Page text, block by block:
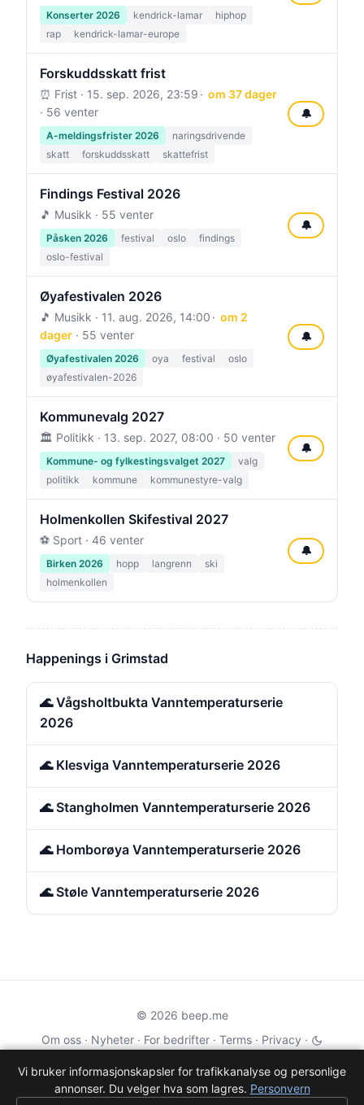
Konserter 2026 kendrick-lamar
hiphop
rap
kendrick-lamar-europe
Forskuddsskatt frist
⏰ Frist · 15. sep. 2026, 23:59
om 37 dager
· 56 venter
A-meldingsfrister 2026
naringsdrivende
skatt
forskuddsskatt skattefrist
🔔
Findings Festival 2026
🎵 Musikk · 55 venter
Påsken 2026 festival oslo
findings
oslo-festival
🔔
Øyafestivalen 2026
🎵 Musikk · 11. aug. 2026, 14:00
om 2
dager · 55 venter
Øyafestivalen 2026 oya festival
oslo
øyafestivalen-2026
🔔
Kommunevalg 2027
🏛️ Politikk · 13. sep. 2027, 08:00 · 50 venter
Kommune- og fylkestingsvalget 2027
valg
politikk
kommune kommunestyre-valg
🔔
Holmenkollen Skifestival 2027
⚽ Sport · 46 venter
Birken 2026 hopp langrenn
ski
holmenkollen
🔔
Happenings i Grimstad
🌊 Vågsholtbukta Vanntemperaturserie
2026
🌊 Klesviga Vanntemperaturserie 2026
🌊 Stangholmen Vanntemperaturserie 2026
🌊 Homborøya Vanntemperaturserie 2026
🌊 Støle Vanntemperaturserie 2026
© 2026 beep.me
Om oss · Nyheter · For bedrifter · Terms · Privacy ·
·Wikidata·OMDb
Data from TMDB, Wikidata & OMDb. Not endorsed or certified by these
Vi bruker informasjonskapsler for trafikkanalyse og personlige
annonser. Du velger hva som lagres. Personvern